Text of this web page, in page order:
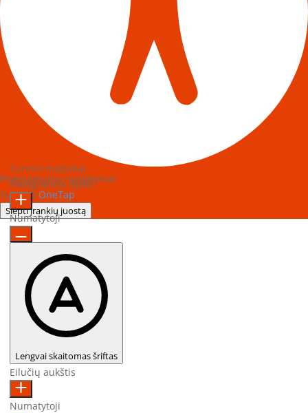
Prieinamumo nustatymai
Sukurta OneTap
Slėpti įrankių juostą
Turinio moduliai
Piktogramos dydis
Numatytoji
Lengvai skaitomas šriftas
Eilučių aukštis
Numatytoji